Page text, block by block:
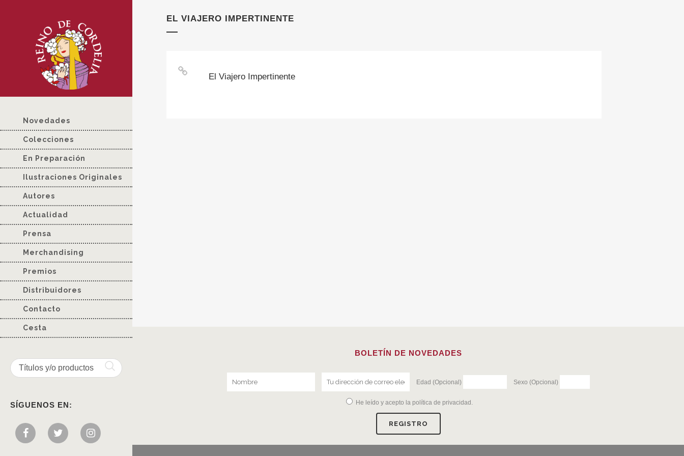
Novedades
Colecciones
En Preparación
Ilustraciones Originales
Autores
Actualidad
Prensa
Merchandising
Premios
Distribuidores
Contacto
Cesta
SÍGUENOS EN:
EL VIAJERO IMPERTINENTE
El Viajero Impertinente
BOLETÍN DE NOVEDADES
Edad (Opcional) Sexo (Opcional)
He leído y acepto la política de privacidad .